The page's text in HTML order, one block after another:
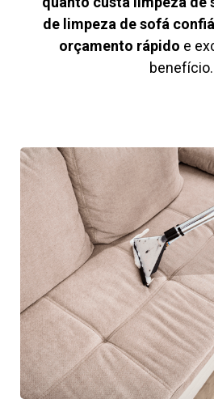
de limpeza de sofá
orçamento rápido e
benefício.